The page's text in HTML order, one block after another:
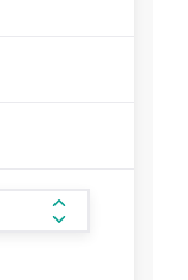
form.increase-